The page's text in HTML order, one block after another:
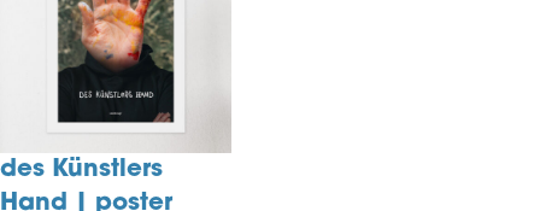
des Künstlers
Hand | poster